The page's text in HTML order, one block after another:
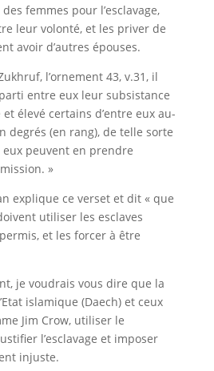
femmes pour l’esclavage,
leur volonté, et les priver de
avoir d’autres épouses.
l’ornement 43, v.31, il
entre eux leur subsistance
élevé certains d’entre eux au-
degrés (en rang), de telle sorte
eux peuvent en prendre
»
explique ce verset et dit « que
utiliser les esclaves
et les forcer à être
je voudrais vous dire que la
islamique (Daech) et ceux
Jim Crow, utiliser le
l’esclavage et imposer
injuste.